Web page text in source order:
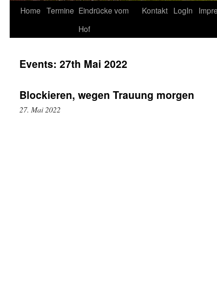
Springe
Home Termine Eindrücke vom
Hof
Kontakt LogIn
Events: 27th Mai 2022
Blockieren, wegen Trauung morgen
27. Mai 2022